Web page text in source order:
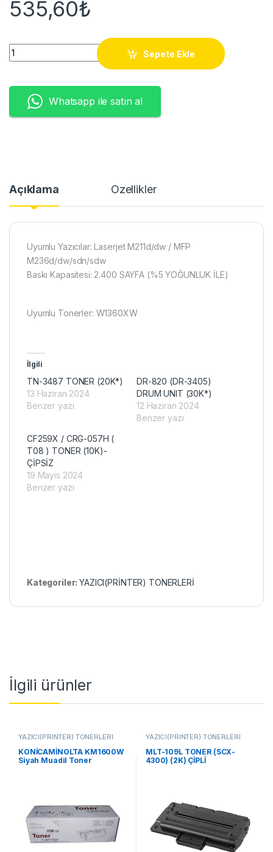
535,60₺
W1360X (136X) TONER - ÇİPSİZ(2,4K) quantity
Sepete Ekle
Whatsapp ile satın al
Açıklama Özellikler
Uyumlu Yazıcılar: Laserjet M211d/dw / MFP
M236d/dw/sdn/sdw
Baskı Kapasitesi: 2.400 SAYFA (%5 YOĞUNLUK İLE)
Uyumlu Tonerler: W1360XW
İlgili
TN-3487 TONER (20K*)
13 Haziran 2024
Benzer yazı
DR-820 (DR-3405)
DRUM UNIT (30K*)
12 Haziran 2024
Benzer yazı
CF259X / CRG-057H (
T08 ) TONER (10K)-
ÇİPSİZ
19 Mayıs 2024
Benzer yazı
Kategoriler:YAZICI(PRİNTER) TONERLERİ
İlgili ürünler
YAZICI(PRİNTER) TONERLERİ
KONİCAMİNOLTA KM1600W
Siyah Muadil Toner
YAZICI(PRİNTER) TONERLERİ
MLT-109L TONER (SCX-
4300) (2K) ÇİPLİ